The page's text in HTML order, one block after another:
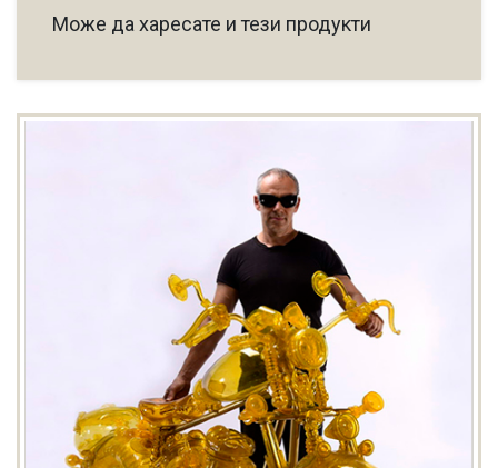
Може да харесате и тези продукти